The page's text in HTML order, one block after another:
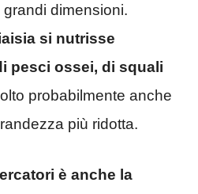
dimensioni.
si nutrisse
pesci ossei, di squali
probabilmente anche
più ridotta.
è anche la